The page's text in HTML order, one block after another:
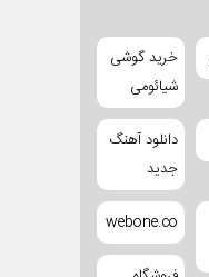
خرید گوشی
شیائومی
دانلود آهنگ
جدید
webone.co